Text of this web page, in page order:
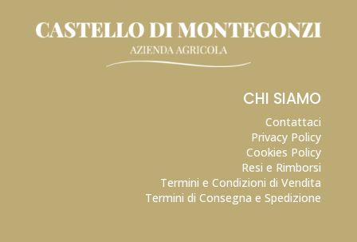
CHI SIAMO
Contattaci
Privacy Policy
Cookies Policy
Resi e Rimborsi
Termini e Condizioni di Vendita
Termini di Consegna e Spedizione